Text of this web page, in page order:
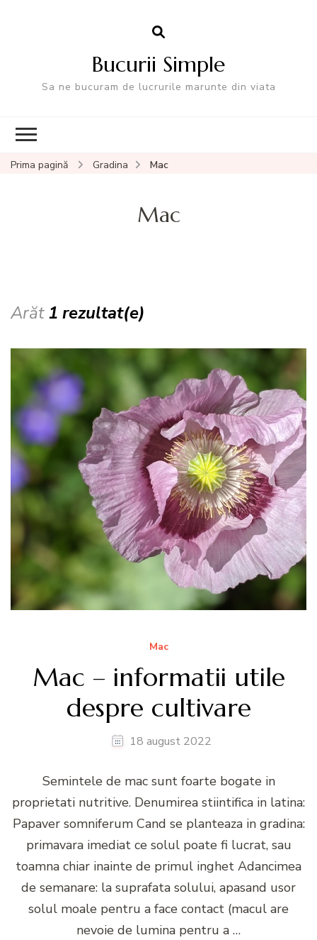
Bucurii Simple
Sa ne bucuram de lucrurile marunte din viata
Prima pagină Gradina Mac
Mac
Arăt1 rezultat(e)
Mac
Mac – informatii utile
despre cultivare
18 august 2022
Semintele de mac sunt foarte bogate in
proprietati nutritive. Denumirea stiintifica in latina:
Papaver somniferum Cand se planteaza in gradina:
primavara imediat ce solul poate fi lucrat, sau
toamna chiar inainte de primul inghet Adancimea
de semanare: la suprafata solului, apasand usor
solul moale pentru a face contact (macul are
nevoie de lumina pentru a …